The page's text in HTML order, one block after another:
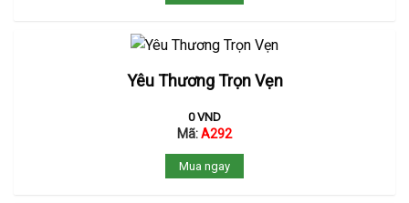
Yêu Thương Trọn Vẹn
0VND
Mã:A292
Mua ngay